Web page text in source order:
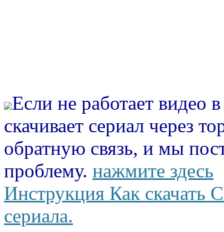
Если не работает видео
скачивает сериал через
обратную связь, и мы
проблему. нажмите здесь
Инструкция Как скачать
сериала.